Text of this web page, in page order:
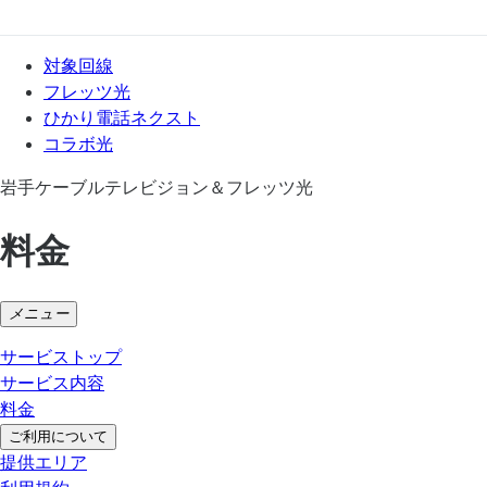
対象回線
フレッツ光
ひかり電話ネクスト
コラボ光
岩手ケーブルテレビジョン＆フレッツ光
料金
メニュー
サービストップ
サービス内容
料金
ご利用について
提供エリア